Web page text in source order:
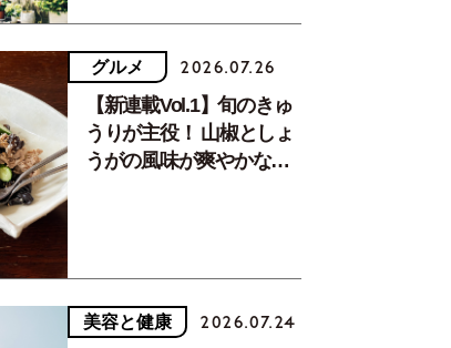
グルメ 2026.07.26
【新連載Vol.1】旬のきゅ
うりが主役！ 山椒としょ
うがの風味が爽やかな、
美容と健康 2026.07.24